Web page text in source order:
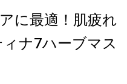
に最適！肌疲れ
ナ7ハーブマス